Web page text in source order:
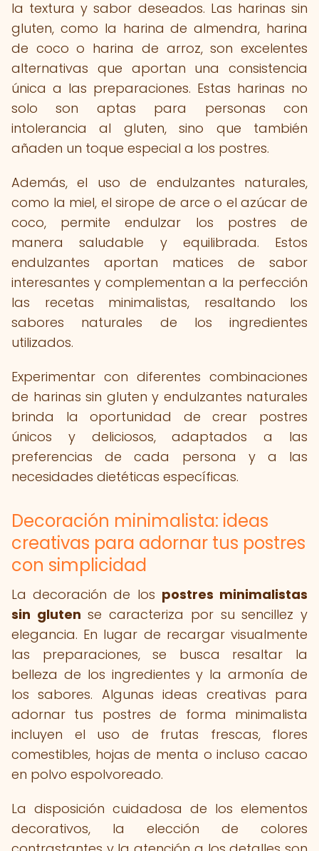
la textura y sabor deseados. Las harinas sin
gluten, como la harina de almendra, harina
de coco o harina de arroz, son excelentes
alternativas que aportan una consistencia
única a las preparaciones. Estas harinas no
solo son aptas para personas con
intolerancia al gluten, sino que también
añaden un toque especial a los postres.
Además, el uso de endulzantes naturales,
como la miel, el sirope de arce o el azúcar de
coco, permite endulzar los postres de
manera saludable y equilibrada. Estos
endulzantes aportan matices de sabor
interesantes y complementan a la perfección
las recetas minimalistas, resaltando los
sabores naturales de los ingredientes
utilizados.
Experimentar con diferentes combinaciones
de harinas sin gluten y endulzantes naturales
brinda la oportunidad de crear postres
únicos y deliciosos, adaptados a las
preferencias de cada persona y a las
necesidades dietéticas específicas.
Decoración minimalista: ideas
creativas para adornar tus postres
con simplicidad
La decoración de los postres minimalistas
sin gluten se caracteriza por su sencillez y
elegancia. En lugar de recargar visualmente
las preparaciones, se busca resaltar la
belleza de los ingredientes y la armonía de
los sabores. Algunas ideas creativas para
adornar tus postres de forma minimalista
incluyen el uso de frutas frescas, flores
comestibles, hojas de menta o incluso cacao
en polvo espolvoreado.
La disposición cuidadosa de los elementos
decorativos, la elección de colores